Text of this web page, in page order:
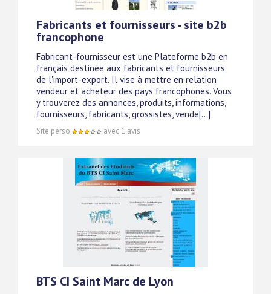
Fabricants et fournisseurs - site b2b
francophone
Fabricant-fournisseur est une Plateforme b2b en
français destinée aux fabricants et fournisseurs
de l'import-export. Il vise à mettre en relation
vendeur et acheteur des pays francophones. Vous
y trouverez des annonces, produits, informations,
fournisseurs, fabricants, grossistes, vende[...]
Site perso avec 1 avis
BTS CI Saint Marc de Lyon